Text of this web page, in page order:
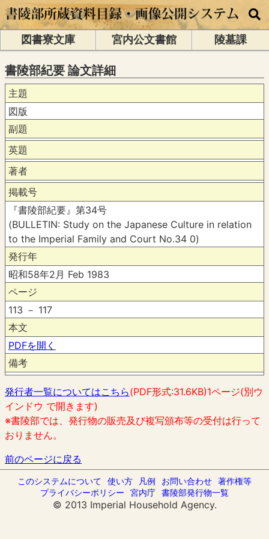
図書寮文庫 宮内公文書館 陵墓課
書陵部紀要 論文詳細
主題
図版
副題
英題
著者
掲載号
『書陵部紀要』第34号
(BULLETIN: Study on the Japanese Culture in relation
to the Imperial Family and Court No.34 0)
発行年
昭和58年2月 Feb 1983
ページ
113 － 117
本文
PDFを開く
備考
発行者一覧についてはこちら(PDF形式:31.6KB)1ページ(別ウ
インドウ で開きます)
※書陵部では、発行物の販売及び複写頒布等の受付は行って
おりません。
前のページに戻る
このシステムについて 使い方 凡例 お問い合わせ 著作権等
プライバシーポリシー
宮内庁 書陵部発行物一覧
© 2013 Imperial Household Agency.